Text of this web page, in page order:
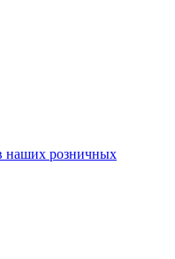
наших розничных